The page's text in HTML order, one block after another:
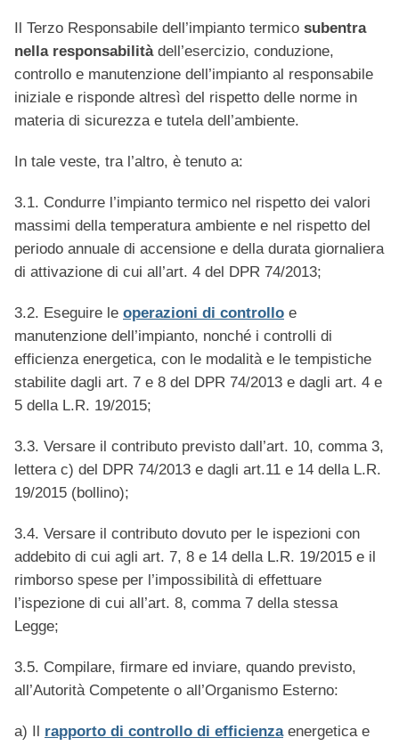
Il Terzo Responsabile dell’impianto termico subentra
nella responsabilitàdell’esercizio, conduzione,
controllo e manutenzione dell’impianto al responsabile
iniziale e risponde altresì del rispetto delle norme in
materia di sicurezza e tutela dell’ambiente.
In tale veste, tra l’altro, è tenuto a:
3.1. Condurre l’impianto termico nel rispetto dei valori
massimi della temperatura ambiente e nel rispetto del
periodo annuale di accensione e della durata giornaliera
di attivazione di cui all’art. 4 del DPR 74/2013;
3.2. Eseguire le operazioni di controllo e
manutenzione dell’impianto, nonché i controlli di
efficienza energetica, con le modalità e le tempistiche
stabilite dagli art. 7 e 8 del DPR 74/2013 e dagli art. 4 e
5 della L.R. 19/2015;
3.3. Versare il contributo previsto dall’art. 10, comma 3,
lettera c) del DPR 74/2013 e dagli art.11 e 14 della L.R.
19/2015 (bollino);
3.4. Versare il contributo dovuto per le ispezioni con
addebito di cui agli art. 7, 8 e 14 della L.R. 19/2015 e il
rimborso spese per l’impossibilità di effettuare
l’ispezione di cui all’art. 8, comma 7 della stessa
Legge;
3.5. Compilare, firmare ed inviare, quando previsto,
all’Autorità Competente o all’Organismo Esterno:
a) Il rapporto di controllo di efficienzaenergetica e